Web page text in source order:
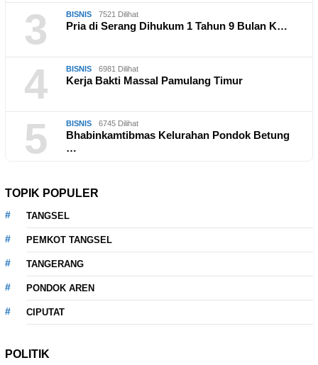
3 BISNIS 7521 Dilihat
Pria di Serang Dihukum 1 Tahun 9 Bulan K…
4 BISNIS 6981 Dilihat
Kerja Bakti Massal Pamulang Timur
5 BISNIS 6745 Dilihat
Bhabinkamtibmas Kelurahan Pondok Betung
…
TOPIK POPULER
TANGSEL
PEMKOT TANGSEL
TANGERANG
PONDOK AREN
CIPUTAT
POLITIK